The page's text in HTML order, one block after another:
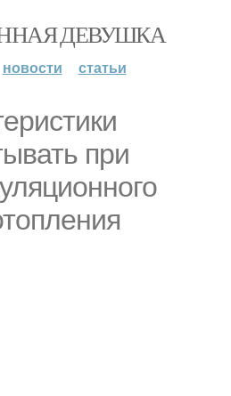
ДЕВУШКА
новости статьи
при